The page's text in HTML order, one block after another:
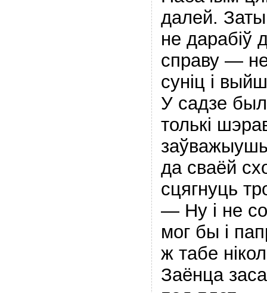
далей.
не дарабiў
справу —
cунiц i
У садзе
толькi
да cваёй
сцягнуць
— Ну i не
мог бы i
ж табе
Заёнца